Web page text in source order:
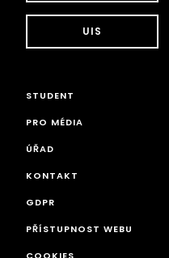
UIS
STUDENT
PRO MÉDIA
ÚŘAD
KONTAKT
GDPR
PŘÍSTUPNOST WEBU